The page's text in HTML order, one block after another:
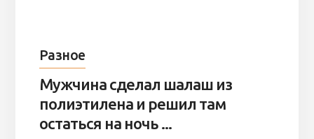
Разное
Мужчина сделал шалаш из
полиэтилена и решил там
остаться на ночь ...